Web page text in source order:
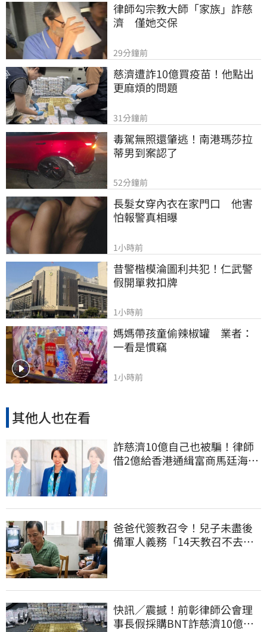
律師勾宗教大師「家族」詐慈
濟　僅她交保
29分鐘前
慈濟遭詐10億買疫苗！他點出
更麻煩的問題
31分鐘前
毒駕無照還肇逃！南港瑪莎拉
蒂男到案認了
52分鐘前
長髮女穿內衣在家門口　他害
怕報警真相曝
1小時前
昔警楷模淪圖利共犯！仁武警
假開單救扣牌
1小時前
媽媽帶孩童偷辣椒罐　業者：
一看是慣竊
1小時前
其他人也在看
詐慈濟10億自己也被騙！律師
借2億給香港通緝富商馬廷海建
爸爸代簽教召令！兒子未盡後
備軍人義務「14天教召不去」
快訊／震撼！前彰律師公會理
事長假採購BNT詐慈濟10億、